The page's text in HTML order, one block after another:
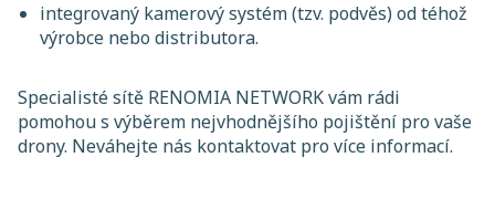
integrovaný kamerový systém (tzv. podvěs) od téhož
výrobce nebo distributora.
Specialisté sítě RENOMIA NETWORK vám rádi
pomohou s výběrem nejvhodnějšího pojištění pro vaše
drony. Neváhejte nás kontaktovat pro více informací.